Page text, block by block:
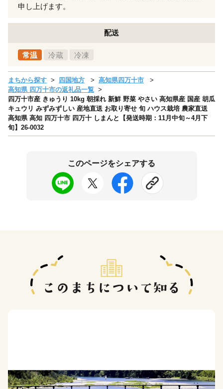
申し上げます。
配送
常温 冷蔵 冷凍
まちから探す 四国地方
高知県四万十市
高知県 四万十市の返礼品一覧
四万十市産 きゅうり 10kg 朝採れ 新鮮 野菜 やさい 高知県産 国産 胡瓜
キュウリ みずみずしい 産地直送 お取り寄せ 旬 ハウス栽培 農家直送
高知県 高知 四万十市 四万十 しまんと【発送時期：11月中旬～4月下
旬】26-0032
このページをシェアする